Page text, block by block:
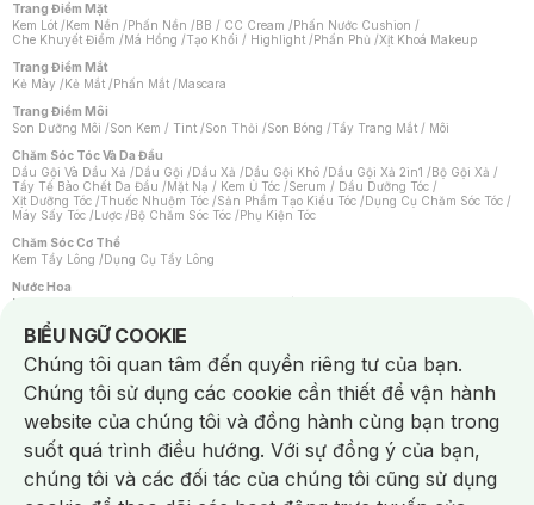
Trang Điểm Mặt
Kem Lót /Kem Nền /Phấn Nền /BB / CC Cream /Phấn Nước Cushion /
Che Khuyết Điểm /Má Hồng /Tạo Khối / Highlight /Phấn Phủ /Xịt Khoá Makeup
Trang Điểm Mắt
Kẻ Mày /Kẻ Mắt /Phấn Mắt /Mascara
Trang Điểm Môi
Son Dưỡng Môi /Son Kem / Tint /Son Thỏi /Son Bóng /Tẩy Trang Mắt / Môi
Chăm Sóc Tóc Và Da Đầu
Dầu Gội Và Dầu Xả /Dầu Gội /Dầu Xả /Dầu Gội Khô /Dầu Gội Xả 2in1 /Bộ Gội Xả /
Tẩy Tế Bào Chết Da Đầu /Mặt Nạ / Kem Ủ Tóc /Serum / Dầu Dưỡng Tóc /
Xịt Dưỡng Tóc /Thuốc Nhuộm Tóc /Sản Phẩm Tạo Kiểu Tóc /Dụng Cụ Chăm Sóc Tóc /
Máy Sấy Tóc /Lược /Bộ Chăm Sóc Tóc /Phụ Kiện Tóc
Chăm Sóc Cơ Thể
Kem Tẩy Lông /Dụng Cụ Tẩy Lông
Nước Hoa
Nước Hoa Nữ
Chăm Sóc Cá Nhân
Chống Muỗi /Khẩu Trang /Máy Massage/Mặt Nạ Xông Hơi /Nước Rửa Tay/
Sản Phẩm Chăm Sóc Khác /Bàn Chải Đánh Răng /Bàn Chải Điện/
Hỗ Trợ Trắng Răng/Kem Đánh Răng /Máy Tăm Nước/ Nước Súc Miệng/
Tăm / Chỉ Nha Khoa/ Xịt Thơm Miệng / Dung Dịch Vệ Sinh/Dưỡng Vùng Kín/
Khăn Ướt Vệ Sinh Vùng Kín/Băng Vệ Sinh/Tampon/Bọt Cạo Râu /Dao Cạo Râu/
Máy Cạo Râu
Vấn Đề Về Da
Da Dầu / Lỗ Chân Lông To/ Da Khô / Mất Nước/ Da Lão Hóa/ Da Mụn/
Da Nhạy Cảm / Kích Ứng
Da Xỉn Màu Thâm / Nám / Tàn Nhang
BIỂU NGỮ COOKIE
Notice about cookies usage
Chúng tôi quan tâm đến quyền riêng tư của bạn.
Chúng tôi sử dụng các cookie cần thiết để vận hành
website của chúng tôi và đồng hành cùng bạn trong
suốt quá trình điều hướng. Với sự đồng ý của bạn,
chúng tôi và các đối tác của chúng tôi cũng sử dụng